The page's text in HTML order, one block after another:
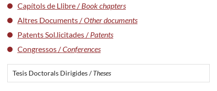
Capítols de Llibre / Book chapters
Altres Documents /Other documents
Patents Sol.licitades / Patents
Congressos /Conferences
Tesis Doctorals Dirigides /Theses